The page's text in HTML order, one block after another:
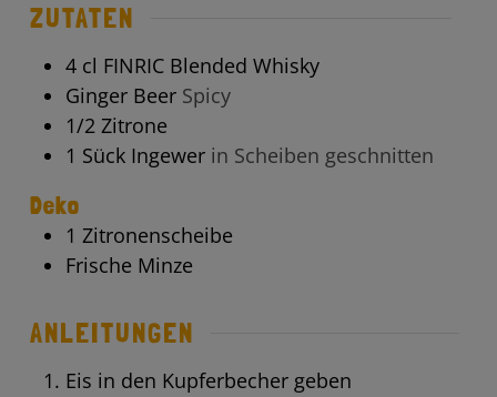
ZUTATEN
4 cl FINRIC Blended Whisky
Ginger Beer Spicy
1/2 Zitrone
1 Sück Ingewer in Scheiben geschnitten
Deko
1 Zitronenscheibe
Frische Minze
ANLEITUNGEN
Eis in den Kupferbecher geben